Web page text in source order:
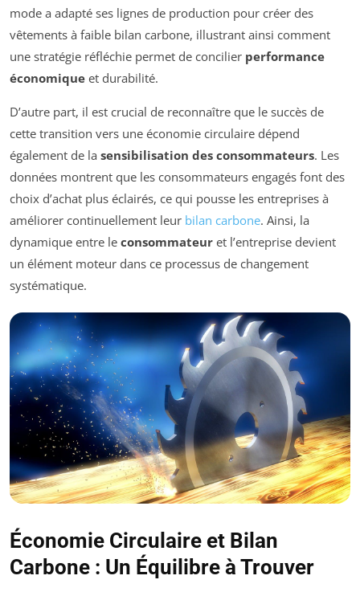
mode a adapté ses lignes de production pour créer des
vêtements à faible bilan carbone, illustrant ainsi comment
une stratégie réfléchie permet de concilier performance
économique et durabilité.
D’autre part, il est crucial de reconnaître que le succès de
cette transition vers une économie circulaire dépend
également de la sensibilisation des consommateurs. Les
données montrent que les consommateurs engagés font des
choix d’achat plus éclairés, ce qui pousse les entreprises à
améliorer continuellement leur bilan carbone. Ainsi, la
dynamique entre le consommateur et l’entreprise devient
un élément moteur dans ce processus de changement
systématique.
Économie Circulaire et Bilan
Carbone : Un Équilibre à Trouver